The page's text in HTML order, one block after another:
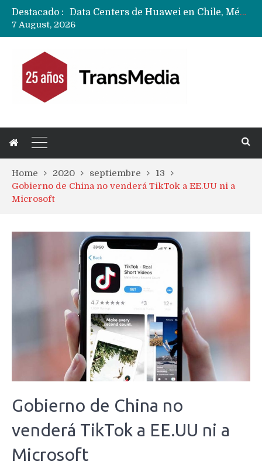
Destacado :
Data Centers de Huawei en Chile, México, Brasil,Perú y Argentina podrían verse afectados por arremetida de EE.UU
7 August, 2026
Home 2020 septiembre
13
Gobierno de China no venderá TikTok a EE.UU ni a
Microsoft
Gobierno de China no
venderá TikTok a EE.UU ni a
Microsoft